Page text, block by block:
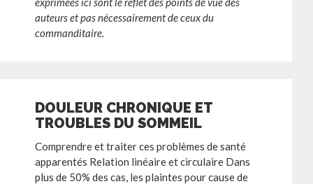
auteurs et pas nécessairement de ceux du
commanditaire.
DOULEUR CHRONIQUE ET
TROUBLES DU SOMMEIL
Comprendre et traiter ces problèmes de santé
apparentés Relation linéaire et circulaire Dans
plus de 50% des cas, les plaintes pour cause de